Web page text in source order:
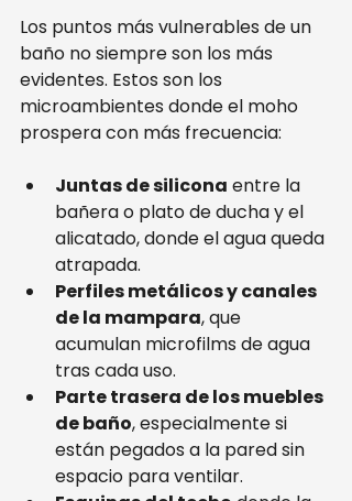
Los puntos más vulnerables de un
baño no siempre son los más
evidentes. Estos son los
microambientes donde el moho
prospera con más frecuencia:
Juntas de silicona entre la
bañera o plato de ducha y el
alicatado, donde el agua queda
atrapada.
Perfiles metálicos y canales
de la mampara, que
acumulan microfilms de agua
tras cada uso.
Parte trasera de los muebles
de baño, especialmente si
están pegados a la pared sin
espacio para ventilar.